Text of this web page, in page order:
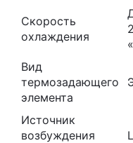
Скорость
охлаждения
Вид
термозадающего
элемента
Источник
возбуждения